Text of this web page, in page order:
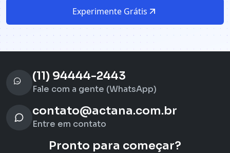
Experimente Grátis
(11) 94444-2443
Fale com a gente (WhatsApp)
contato@actana.com.br
Entre em contato
Pronto para começar?